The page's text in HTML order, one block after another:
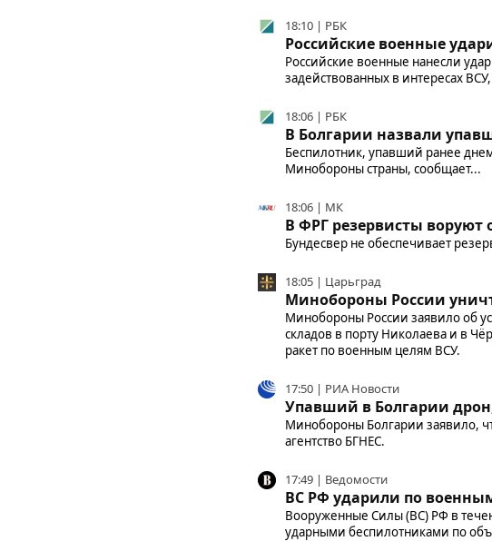
18:10 | РБК
Российские военные
Российские военные нанесли
задействованных в интересах
18:06 | РБК
В Болгарии назвали
Беспилотник, упавший ранее
Минобороны страны, сообщает...
18:06 | МК
В ФРГ резервисты
Бундесвер не обеспечивает
18:05 | Царьград
Минобороны России
Минобороны России заявило об
складов в порту Николаева и в
ракет по военным целям ВСУ.
17:50 | РИА Новости
Упавший в Болгарии
Минобороны Болгарии заявило,
агентство БГНЕС.
17:49 | Ведомости
ВС РФ ударили по
Вооруженные Силы (ВС) РФ в
ударными беспилотниками по